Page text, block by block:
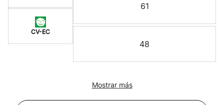
CV-EC
61
48
Mostrar más